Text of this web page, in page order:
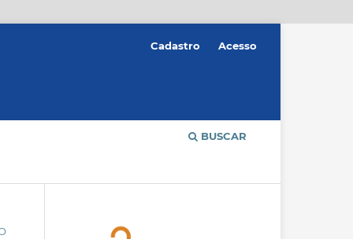
BUSCAR
Cadastro Acesso